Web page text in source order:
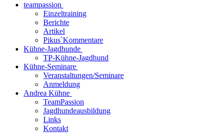
teampassion
Einzeltraining
Berichte
Artikel
Pikus`Kommentare
Kühne-Jagdhunde
TP-Kühne-Jagdhund
Kühne-Seminare
Veranstaltungen/Seminare
Anmeldung
Andrea Kühne
TeamPassion
Jagdhundeausbildung
Links
Kontakt